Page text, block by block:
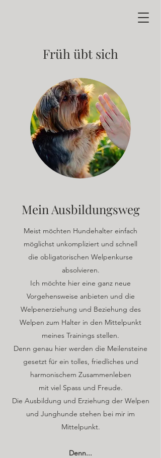
Früh übt sich
Mein Ausbildungsweg
Meist möchten Hundehalter einfach
möglichst unkompliziert und schnell
die obligatorischen Welpenkurse
absolvieren.
Ich möchte hier eine ganz neue
Vorgehensweise anbieten und die
Welpenerziehung und Beziehung des
Welpen zum Halter in den Mittelpunkt
meines Trainings stellen.
Denn genau hier werden die Meilensteine
gesetzt für ein tolles, friedliches und
harmonischem Zusammenleben
mit viel Spass und Freude.
Die Ausbildung und Erziehung der Welpen
und Junghunde stehen bei mir im
Mittelpunkt.
Denn...